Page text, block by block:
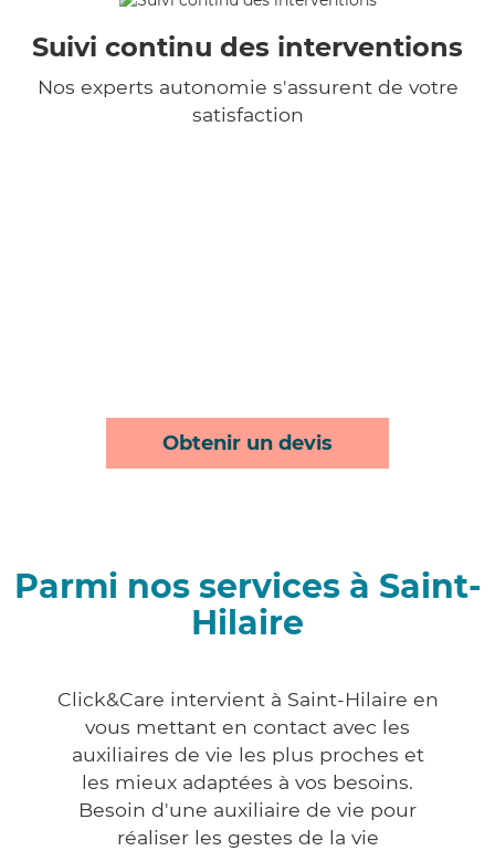
Suivi continu des interventions
Nos experts autonomie s'assurent de votre
satisfaction
Obtenir un devis
Parmi nos services à Saint-
Hilaire
Click&Care intervient à Saint-Hilaire en
vous mettant en contact avec les
auxiliaires de vie les plus proches et
les mieux adaptées à vos besoins.
Besoin d'une auxiliaire de vie pour
réaliser les gestes de la vie